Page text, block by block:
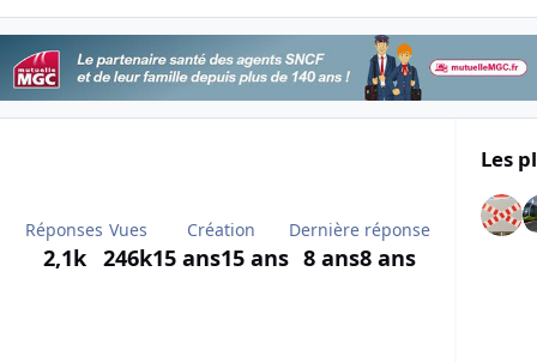
Réponses
2,1k
Vues
246k
Création
15 ans15 ans
Dernière réponse
8 ans8 ans
Les